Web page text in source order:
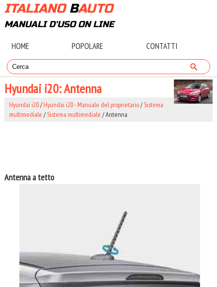
ITALIANOBAUTO
MANUALI D'USO ON LINE
HOME POPOLARE CONTATTI
Hyundai i20: Antenna
Hyundai i20/Hyundai i20 - Manuale del proprietario/Sistema
multimediale /Sistema multimediale / Antenna
Antenna a tetto